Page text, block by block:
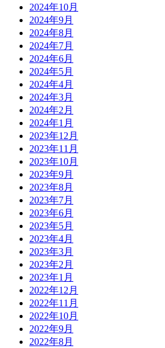
2024年10月
2024年9月
2024年8月
2024年7月
2024年6月
2024年5月
2024年4月
2024年3月
2024年2月
2024年1月
2023年12月
2023年11月
2023年10月
2023年9月
2023年8月
2023年7月
2023年6月
2023年5月
2023年4月
2023年3月
2023年2月
2023年1月
2022年12月
2022年11月
2022年10月
2022年9月
2022年8月